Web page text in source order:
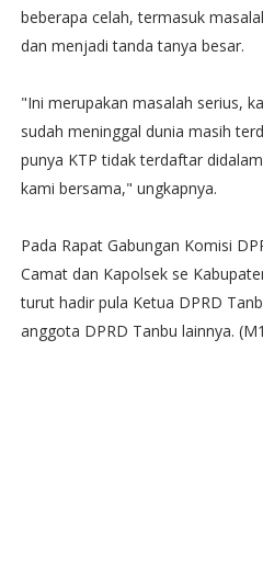
beberapa celah, termasuk
dan menjadi tanda tanya besar.
"Ini merupakan masalah serius,
sudah meninggal dunia masih
punya KTP tidak terdaftar
kami bersama," ungkapnya.
Pada Rapat Gabungan Komisi
Camat dan Kapolsek se
turut hadir pula Ketua DPRD
anggota DPRD Tanbu lainnya.